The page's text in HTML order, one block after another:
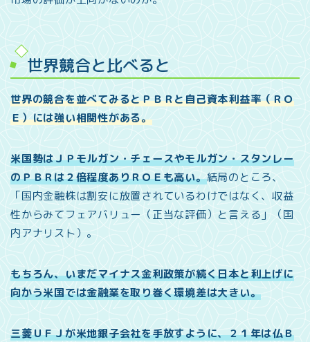
世界競合と比べると
世界の競合を並べてみるとＰＢＲと自己資本利益率（ＲＯ
Ｅ）には強い相関性がある。
米国勢はＪＰモルガン・チェースやモルガン・スタンレー
のＰＢＲは２倍程度ありＲＯＥも高い。結局のところ、
「国内金融株は割安に放置されているわけではなく、収益
性からみてフェアバリュー（正当な評価）と言える」（国
内アナリスト）。
もちろん、いまだマイナス金利政策が続く日本と利上げに
向かう米国では金融業を取り巻く環境差は大きい。
三菱ＵＦＪが米地銀子会社を手放すように、２１年は仏Ｂ